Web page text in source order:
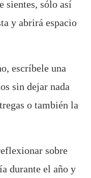
sientes, sólo así
y abrirá espacio
escríbele una
sin dejar nada
o también la
sobre
durante el año y